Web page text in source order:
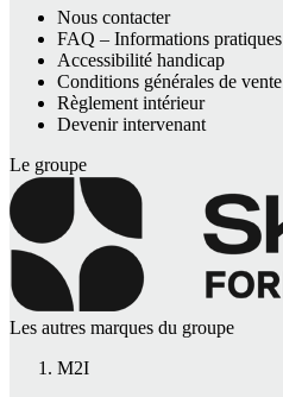
Nous contacter
FAQ – Informations pratiques
Accessibilité handicap
Conditions générales de vente
Règlement intérieur
Devenir intervenant
Le groupe
Les autres marques du groupe
M2I